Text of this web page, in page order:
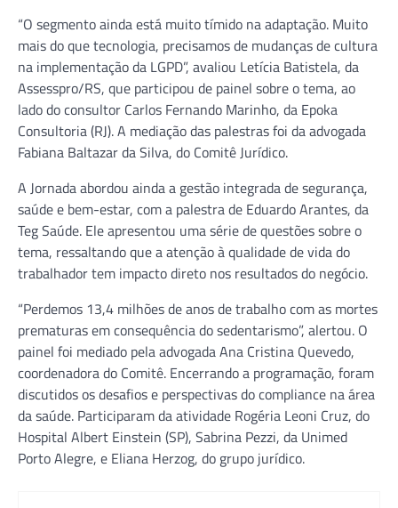
“O segmento ainda está muito tímido na adaptação. Muito
mais do que tecnologia, precisamos de mudanças de cultura
na implementação da LGPD”, avaliou Letícia Batistela, da
Assesspro/RS, que participou de painel sobre o tema, ao
lado do consultor Carlos Fernando Marinho, da Epoka
Consultoria (RJ). A mediação das palestras foi da advogada
Fabiana Baltazar da Silva, do Comitê Jurídico.
A Jornada abordou ainda a gestão integrada de segurança,
saúde e bem-estar, com a palestra de Eduardo Arantes, da
Teg Saúde. Ele apresentou uma série de questões sobre o
tema, ressaltando que a atenção à qualidade de vida do
trabalhador tem impacto direto nos resultados do negócio.
“Perdemos 13,4 milhões de anos de trabalho com as mortes
prematuras em consequência do sedentarismo”, alertou. O
painel foi mediado pela advogada Ana Cristina Quevedo,
coordenadora do Comitê. Encerrando a programação, foram
discutidos os desafios e perspectivas do compliance na área
da saúde. Participaram da atividade Rogéria Leoni Cruz, do
Hospital Albert Einstein (SP), Sabrina Pezzi, da Unimed
Porto Alegre, e Eliana Herzog, do grupo jurídico.